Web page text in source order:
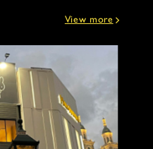
View more